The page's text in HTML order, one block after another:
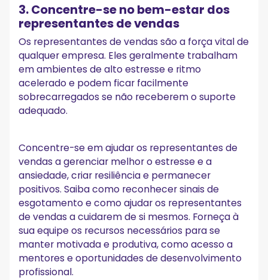
3. Concentre-se no bem-estar dos
representantes de vendas
Os representantes de vendas são a força vital de
qualquer empresa. Eles geralmente trabalham
em ambientes de alto estresse e ritmo
acelerado e podem ficar facilmente
sobrecarregados se não receberem o suporte
adequado.
Concentre-se em ajudar os representantes de
vendas a gerenciar melhor o estresse e a
ansiedade, criar resiliência e permanecer
positivos. Saiba como reconhecer sinais de
esgotamento e como ajudar os representantes
de vendas a cuidarem de si mesmos. Forneça à
sua equipe os recursos necessários para se
manter motivada e produtiva, como acesso a
mentores e oportunidades de desenvolvimento
profissional.